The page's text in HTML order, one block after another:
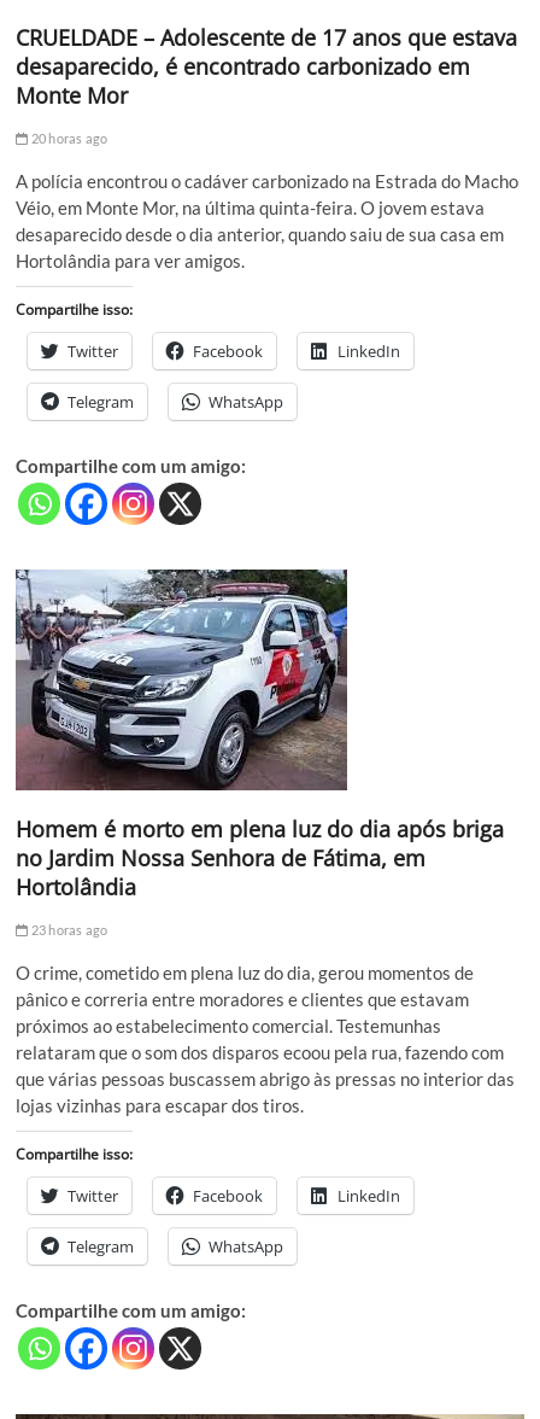
CRUELDADE – Adolescente de 17 anos que estava
desaparecido, é encontrado carbonizado em
Monte Mor
20 horas ago
A polícia encontrou o cadáver carbonizado na Estrada do Macho
Véio, em Monte Mor, na última quinta-feira. O jovem estava
desaparecido desde o dia anterior, quando saiu de sua casa em
Hortolândia para ver amigos.
Compartilhe isso:
Twitter Facebook LinkedIn
Telegram WhatsApp
Compartilhe com um amigo:
Homem é morto em plena luz do dia após briga
no Jardim Nossa Senhora de Fátima, em
Hortolândia
23 horas ago
O crime, cometido em plena luz do dia, gerou momentos de
pânico e correria entre moradores e clientes que estavam
próximos ao estabelecimento comercial. Testemunhas
relataram que o som dos disparos ecoou pela rua, fazendo com
que várias pessoas buscassem abrigo às pressas no interior das
lojas vizinhas para escapar dos tiros.
Compartilhe isso:
Twitter Facebook LinkedIn
Telegram WhatsApp
Compartilhe com um amigo: